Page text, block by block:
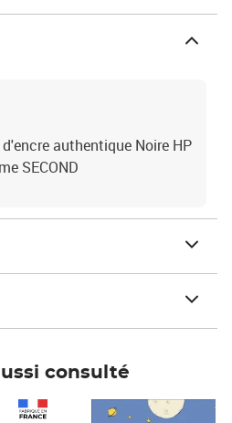
authentique Noire HP
SECOND
consulté
Prix 6,25€ HT